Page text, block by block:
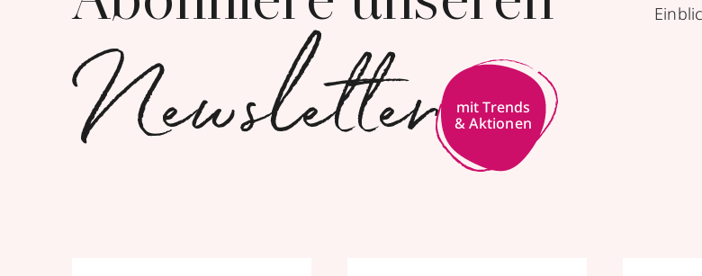
Newsletter
mit Trends
& Aktionen